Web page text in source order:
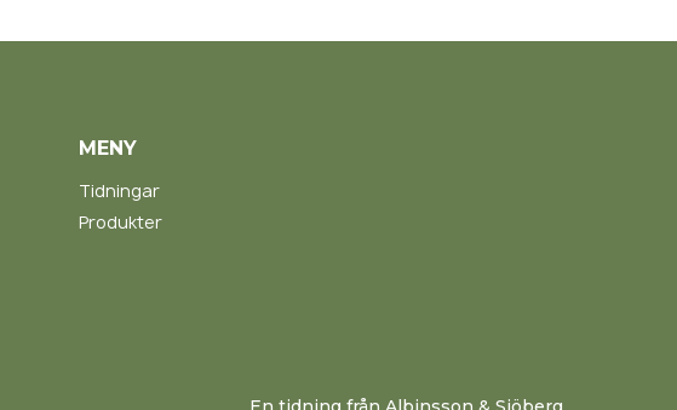
MENY
Tidningar
Produkter